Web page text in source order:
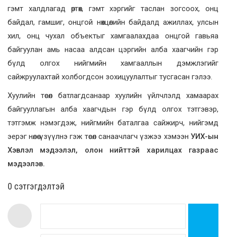
гэмт халдлагад өртөх, гэмт хэргийг таслан зогсоох, онц
байдал, гамшиг, онцгой нөхцөлийн байдалд ажиллах, улсын
хил, онц чухал объектыг хамгаалахдаа онцгой гавьяа
байгуулан амь насаа алдсан цэргийн алба хаагчийн гэр
бүлд олгох нийгмийн хамгааллын дэмжлэгийг
сайжруулахтай холбогдсон зохицуулалтыг тусгасан гэлээ.
Хуулийн төсөл батлагдсанаар хуулийн үйлчлэлд хамаарах
байгууллагын алба хаагчдын гэр бүлд олгох тэтгэвэр,
тэтгэмж нэмэгдэж, нийгмийн баталгаа сайжирч, нийгэмд
эерэг нөлөө үзүүлнэ гэж төсөл санаачлагч үзжээ хэмээн УИХ-ын
Хэвлэл мэдээлэл, олон нийттэй харилцах газраас
мэдээлэв.
0 cэтгэгдэлтэй